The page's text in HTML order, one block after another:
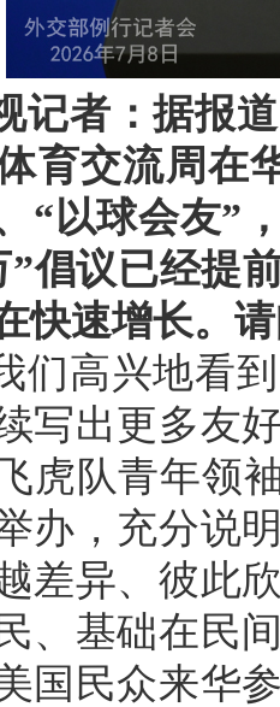
记者：据报
育交流周在
“以球会友”
”倡议已经提
快速增长。
们高兴地看
写出更多友
虎队青年领
办，充分说
差异、彼此
、基础在民
国民众来华